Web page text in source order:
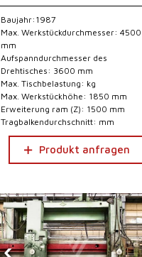
Baujahr:1987
Max. Werkstückdurchmesser: 4500
mm
Aufspanndurchmesser des
Drehtisches: 3600 mm
Max. Tischbelastung: kg
Max. Werkstückhöhe: 1850 mm
Erweiterung ram (Z): 1500 mm
Tragbalkendurchschnitt: mm
Produkt anfragen
‹